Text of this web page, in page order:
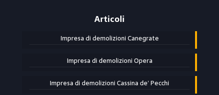
Articoli
Impresa di demolizioni Canegrate
Impresa di demolizioni Opera
Impresa di demolizioni Cassina de’ Pecchi